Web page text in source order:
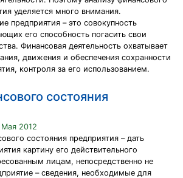
уделяется много внимания.
предприятия – это совокупность
его способность погасить свои
Финансовая деятельность охватывает
движения и обеспечения сохранности
контроля за его использованием.
состояния
Мая 2012
состояния предприятия – дать
картину его действительного
лицам, непосредственно не
– сведения, необходимые для